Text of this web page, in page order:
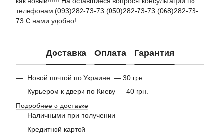
телефонам (093)282-73-73 (050)282-73-73 (068)282-73-
73 С нами удобно!
Доставка Оплата Гарантия
Новой почтой по Украине — 30 грн.
Курьером к двери по Киеву — 40 грн.
Подробнее о доставке
Наличными при получении
Кредитной картой